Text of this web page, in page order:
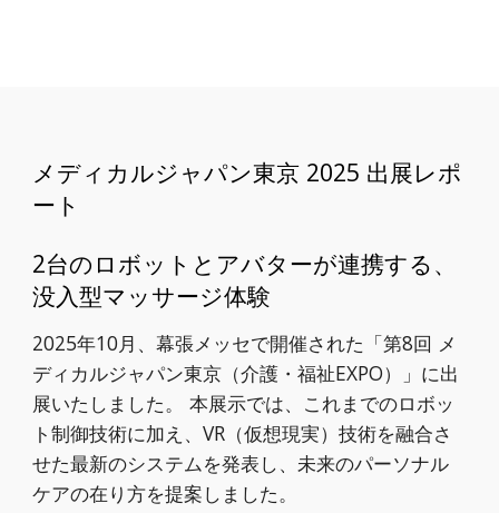
メディカルジャパン東京 2025 出展レポ
ート
2台のロボットとアバターが連携する、
没入型マッサージ体験
2025年10月、幕張メッセで開催された「第8回 メ
ディカルジャパン東京（介護・福祉EXPO）」に出
展いたしました。 本展示では、これまでのロボッ
ト制御技術に加え、VR（仮想現実）技術を融合さ
せた最新のシステムを発表し、未来のパーソナル
ケアの在り方を提案しました。